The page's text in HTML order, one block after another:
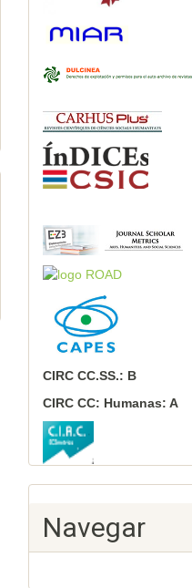
CIRC CC.SS.: B
CIRC CC: Humanas: A
Navegar